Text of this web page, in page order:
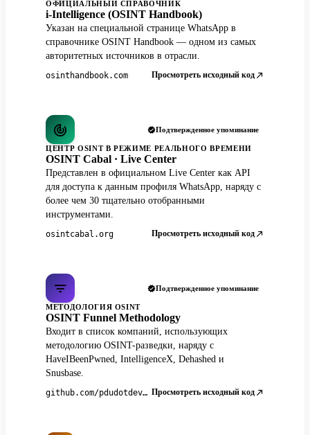
ОФИЦИАЛЬНЫЙ СПРАВОЧНИК
i-Intelligence (OSINT Handbook)
Указан на специальной странице WhatsApp в
справочнике OSINT Handbook — одном из самых
авторитетных источников в отрасли.
osinthandbook.com Просмотреть исходный код
Подтвержденное упоминание
ЦЕНТР OSINT В РЕЖИМЕ РЕАЛЬНОГО ВРЕМЕНИ
OSINT Cabal · Live Center
Представлен в официальном Live Center как API
для доступа к данным профиля WhatsApp, наряду с
более чем 30 тщательно отобранными
инструментами.
osintcabal.org Просмотреть исходный код
Подтвержденное упоминание
МЕТОДОЛОГИЯ OSINT
OSINT Funnel Methodology
Входит в список компаний, использующих
методологию OSINT-разведки, наряду с
HaveIBeenPwned, IntelligenceX, Dehashed и
Snusbase.
github.com/pdudotdev/ofm Просмотреть исходный код